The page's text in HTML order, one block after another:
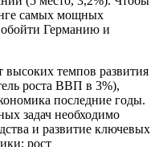
самых мощных
Германию и
высоких темпов развития
роста ВВП в 3%),
последние годы.
задач необходимо
и развитие ключевых
рост